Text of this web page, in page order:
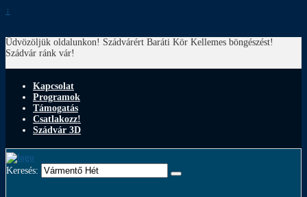
↓
Üdvözöljük oldalunkon! Szádvárért Baráti Kör Kellemes böngészést!
Szádvár ránk vár!
Kapcsolat
Programok
Támogatás
Csatlakozz!
Szádvár 3D
Keresés: